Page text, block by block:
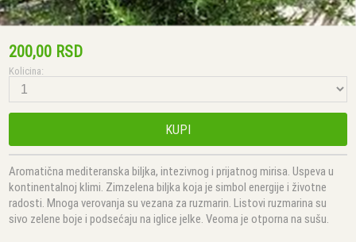
200,00 RSD
Kolicina:
KUPI
Aromatična mediteranska biljka, intezivnog i prijatnog mirisa. Uspeva u
kontinentalnoj klimi. Zimzelena biljka koja je simbol energije i životne
radosti. Mnoga verovanja su vezana za ruzmarin. Listovi ruzmarina su
sivo zelene boje i podsećaju na iglice jelke. Veoma je otporna na sušu.